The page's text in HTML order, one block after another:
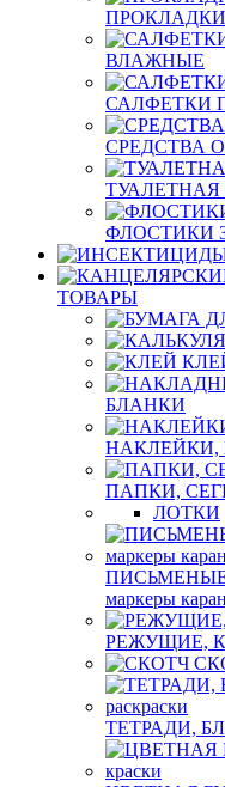
ВЛАЖНЫЕ
САЛФЕТКИ
СРЕДСТВА
ФЛОСТИКИ
ТОВАРЫ
БЛАНКИ
НАКЛЕЙКИ,
ПАПКИ,
ЛОТКИ
маркеры
РЕЖУЩИЕ,
ТЕТРАДИ,